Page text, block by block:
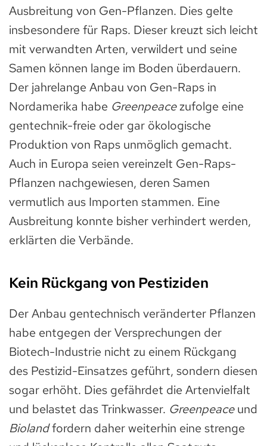
Ausbreitung von Gen-Pflanzen. Dies gelte
insbesondere für Raps. Dieser kreuzt sich leicht
mit verwandten Arten, verwildert und seine
Samen können lange im Boden überdauern.
Der jahrelange Anbau von Gen-Raps in
Nordamerika habe Greenpeacezufolge eine
gentechnik-freie oder gar ökologische
Produktion von Raps unmöglich gemacht.
Auch in Europa seien vereinzelt Gen-Raps-
Pflanzen nachgewiesen, deren Samen
vermutlich aus Importen stammen. Eine
Ausbreitung konnte bisher verhindert werden,
erklärten die Verbände.
Kein Rückgang von Pestiziden
Der Anbau gentechnisch veränderter Pflanzen
habe entgegen der Versprechungen der
Biotech-Industrie nicht zu einem Rückgang
des Pestizid-Einsatzes geführt, sondern diesen
sogar erhöht. Dies gefährdet die Artenvielfalt
und belastet das Trinkwasser. Greenpeaceund
Biolandfordern daher weiterhin eine strenge